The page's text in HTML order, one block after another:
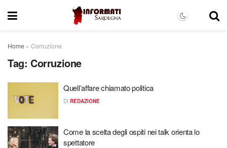
Home » Corruzione
Tag: Corruzione
Quell’affare chiamato politica
DI REDAZIONE
Come la scelta degli ospiti nei talk orienta lo
spettatore